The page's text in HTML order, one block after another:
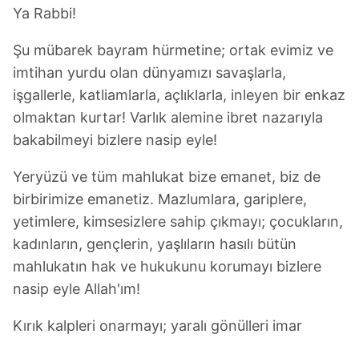
Ya Rabbi!
Şu mübarek bayram hürmetine; ortak evimiz ve
imtihan yurdu olan dünyamızı savaşlarla,
işgallerle, katliamlarla, açlıklarla, inleyen bir enkaz
olmaktan kurtar! Varlık alemine ibret nazarıyla
bakabilmeyi bizlere nasip eyle!
Yeryüzü ve tüm mahlukat bize emanet, biz de
birbirimize emanetiz. Mazlumlara, gariplere,
yetimlere, kimsesizlere sahip çıkmayı; çocukların,
kadınların, gençlerin, yaşlıların hasılı bütün
mahlukatın hak ve hukukunu korumayı bizlere
nasip eyle Allah'ım!
Kırık kalpleri onarmayı; yaralı gönülleri imar